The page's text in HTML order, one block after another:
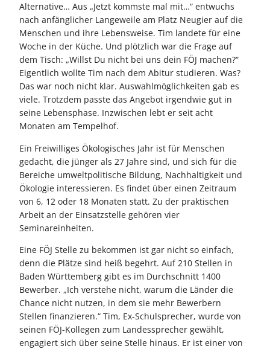
Alternative… Aus „Jetzt kommste mal mit…“ entwuchs
nach anfänglicher Langeweile am Platz Neugier auf die
Menschen und ihre Lebensweise. Tim landete für eine
Woche in der Küche. Und plötzlich war die Frage auf
dem Tisch: „Willst Du nicht bei uns dein FÖJ machen?“
Eigentlich wollte Tim nach dem Abitur studieren. Was?
Das war noch nicht klar. Auswahlmöglichkeiten gab es
viele. Trotzdem passte das Angebot irgendwie gut in
seine Lebensphase. Inzwischen lebt er seit acht
Monaten am Tempelhof.
Ein Freiwilliges Ökologisches Jahr ist für Menschen
gedacht, die jünger als 27 Jahre sind, und sich für die
Bereiche umweltpolitische Bildung, Nachhaltigkeit und
Ökologie interessieren. Es findet über einen Zeitraum
von 6, 12 oder 18 Monaten statt. Zu der praktischen
Arbeit an der Einsatzstelle gehören vier
Seminareinheiten.
Eine FÖJ Stelle zu bekommen ist gar nicht so einfach,
denn die Plätze sind heiß begehrt. Auf 210 Stellen in
Baden Württemberg gibt es im Durchschnitt 1400
Bewerber. „Ich verstehe nicht, warum die Länder die
Chance nicht nutzen, in dem sie mehr Bewerbern
Stellen finanzieren.“ Tim, Ex-Schulsprecher, wurde von
seinen FÖJ-Kollegen zum Landessprecher gewählt,
engagiert sich über seine Stelle hinaus. Er ist einer von